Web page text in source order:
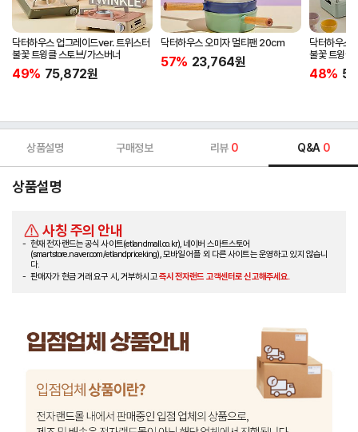
닥터하우스 업그레이드ver. 트위스터
불꽃 트윙클 스토브/가스버너
49% 75,872원
닥터하우스 오미자 멀티팬 20cm
57% 23,764원
닥터하우스
불꽃 트윙클
캠핑버너
48%
상품설명 구매정보 리뷰 0 Q&A 0
상품설명
사칭 주의 안내
현재 전자랜드는 공식 사이트(etlandmall.co.kr), 네이버 스마트스토어
(smartstore.naver.com/etlandpriceking), 모바일 어플 외 다른 사이트는 운영하고 있지 않습니
다.
판매자가 현금 거래 요구 시, 거부하시고즉시 전자랜드 고객센터로 신고해주세요.